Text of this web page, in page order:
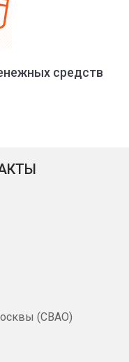
средств
(СВАО)